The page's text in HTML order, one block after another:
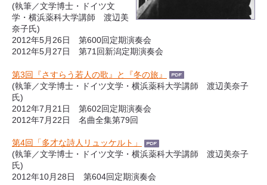
(執筆／文学博士・ドイツ文
学・横浜薬科大学講師 渡辺美
奈子氏)
2012年5月26日 第600回定期演奏会
2012年5月27日 第71回新潟定期演奏会
第3回『さすらう若人の歌』と『冬の旅』
(執筆／文学博士・ドイツ文学・横浜薬科大学講師 渡辺美奈子
氏)
2012年7月21日 第602回定期演奏会
2012年7月22日 名曲全集第79回
第4回「多才な詩人リュッケルト」
(執筆／文学博士・ドイツ文学・横浜薬科大学講師 渡辺美奈子
氏)
2012年10月28日 第604回定期演奏会